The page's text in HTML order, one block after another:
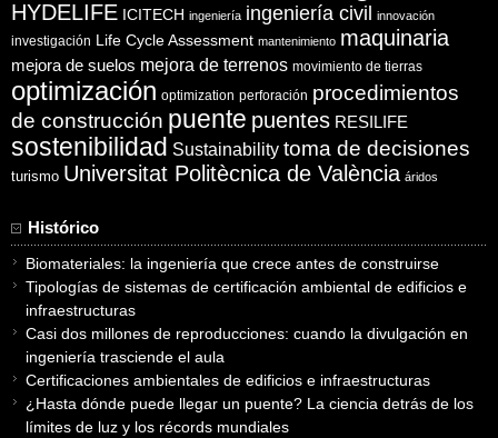
HYDELIFE ICITECH ingeniería ingeniería civil innovación
investigación Life Cycle Assessment mantenimiento maquinaria
mejora de suelos mejora de terrenos movimiento de tierras
optimización optimization perforación procedimientos
de construcción puente puentes RESILIFE
sostenibilidad Sustainability toma de decisiones
turismo Universitat Politècnica de València áridos
Histórico
Biomateriales: la ingeniería que crece antes de construirse
Tipologías de sistemas de certificación ambiental de edificios e
infraestructuras
Casi dos millones de reproducciones: cuando la divulgación en
ingeniería trasciende el aula
Certificaciones ambientales de edificios e infraestructuras
¿Hasta dónde puede llegar un puente? La ciencia detrás de los
límites de luz y los récords mundiales